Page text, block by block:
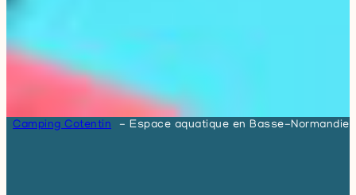
Camping Cotentin Espace aquatique en Basse-Normandie